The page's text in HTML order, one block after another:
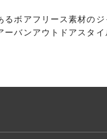
るボアフリース素材の
ーバンアウトドアスタイ